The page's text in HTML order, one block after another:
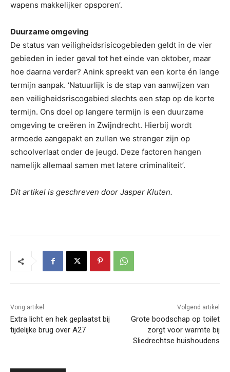
wapens makkelijker opsporen’.
Duurzame omgeving
De status van veiligheidsrisicogebieden geldt in de vier
gebieden in ieder geval tot het einde van oktober, maar
hoe daarna verder? Anink spreekt van een korte én lange
termijn aanpak. ‘Natuurlijk is de stap van aanwijzen van
een veiligheidsriscogebied slechts een stap op de korte
termijn. Ons doel op langere termijn is een duurzame
omgeving te creëren in Zwijndrecht. Hierbij wordt
armoede aangepakt en zullen we strenger zijn op
schoolverlaat onder de jeugd. Deze factoren hangen
namelijk allemaal samen met latere criminaliteit’.
Dit artikel is geschreven door Jasper Kluten.
Vorig artikel
Extra licht en hek geplaatst bij
tijdelijke brug over A27
Volgend artikel
Grote boodschap op toilet
zorgt voor warmte bij
Sliedrechtse huishoudens